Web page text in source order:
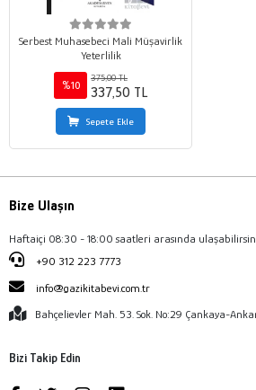
Serbest Muhasebeci Mali Müşavirlik
Yeterlilik
%10
375,00 TL
337,50 TL
Sepete Ekle
Bize Ulaşın
Haftaiçi 08:30 - 18:00 saatleri arasında
+90 312 223 7773
info@gazikitabevi.com.tr
Bahçelievler Mah. 53. Sok. No:29 Çankaya-
Bizi Takip Edin